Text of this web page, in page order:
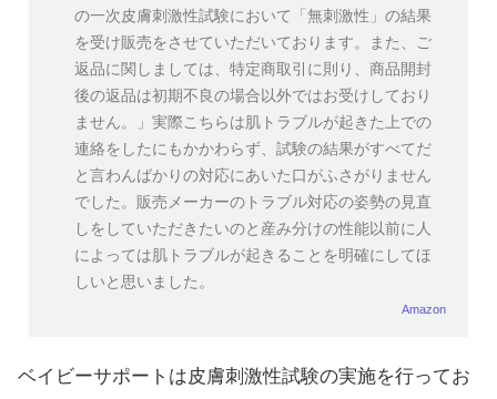
の一次皮膚刺激性試験において「無刺激性」の結果
を受け販売をさせていただいております。また、ご
返品に関しましては、特定商取引に則り、商品開封
後の返品は初期不良の場合以外ではお受けしており
ません。」実際こちらは肌トラブルが起きた上での
連絡をしたにもかかわらず、試験の結果がすべてだ
と言わんばかりの対応にあいた口がふさがりません
でした。販売メーカーのトラブル対応の姿勢の見直
しをしていただきたいのと産み分けの性能以前に人
によっては肌トラブルが起きることを明確にしてほ
しいと思いました。
Amazon
ベイビーサポートは皮膚刺激性試験の実施を行ってお